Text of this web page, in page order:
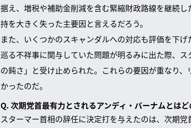
据え、増税や補助金削減を含む緊縮財政路線を継続
持を大きく失った主要因と言えるだろう。
また、いくつかのスキャンダルへの対応も評価を下
巡る不祥事に関与していた問題が明るみに出た際、
の鈍さ」と受け止められた。これらの要因が重なり
かったのだ。
Q. 次期党首最有力とされるアンディ・バーナムとは
スターマー首相の辞任に決定打を与えたのは、次期